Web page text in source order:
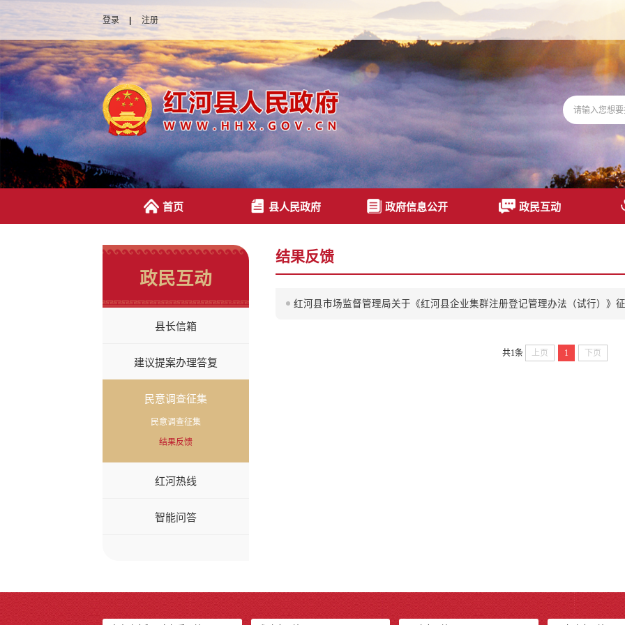
登录 | 注册
首页 县人民政府 政府信息公开 政民互动
政民互动
县长信箱
建议提案办理答复
民意调查征集
民意调查征集
结果反馈
红河热线
智能问答
结果反馈
红河县市场监督管理局关于《红河县企业集群注册登记管理办法（试行）》
共1条 上页 1 下页